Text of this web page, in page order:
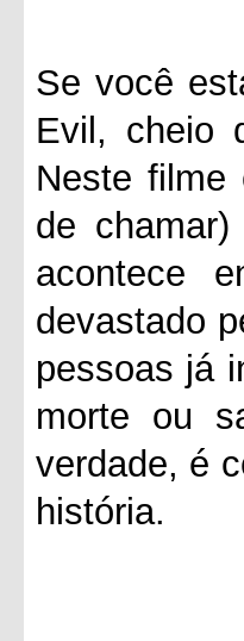
Se você
Evil, cheio
Neste
de
acontece
devastado
pessoas já
morte ou
verdade, é
história.